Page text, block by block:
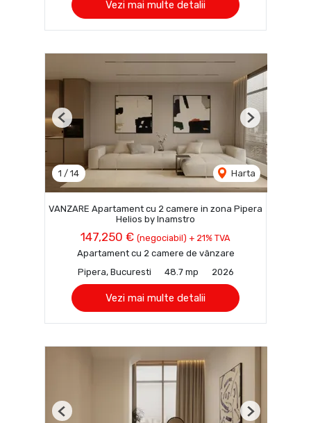
Vezi mai multe detalii
1 / 14 Harta
Previous Next
VANZARE Apartament cu 2 camere in zona Pipera
Helios by Inamstro
147,250 € (negociabil) + 21% TVA
Apartament cu 2 camere de vânzare
Pipera, Bucuresti
48.7 mp 2026
Vezi mai multe detalii
Previous Next